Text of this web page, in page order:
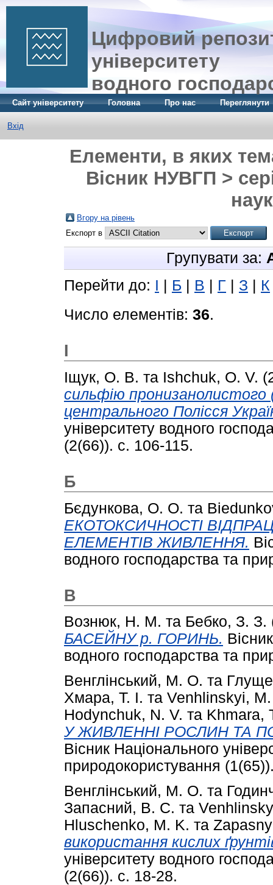
Цифровий
університету
водного
Сайт університету Головна Про нас Переглянути
Вхід
Елементи, в яких
Вісник НУВГП >
Вгору на рівень
Експорт в
Групувати за:
Перейти до: І Б В Г З К
Число елементів: 36.
І
Іщук, О. В. та Ishchuk, O. V.
сильфію пронизанолистого
центрального Полісся
університету водного
(2(66)). с. 106-115.
Б
Бєдункова, О. О. та
ЕКОТОКСИЧНОСТІ
ЕЛЕМЕНТІВ ЖИВЛЕННЯ.
водного господарства та
В
Вознюк, Н. М. та Бебко, З. З.
БАСЕЙНУ р. ГОРИНЬ.
водного господарства та
Венглінський, М. О. та
Хмара, Т. І. та Venhlinskyi,
Hodynchuk, N. V. та Khmara,
У ЖИВЛЕННІ РОСЛИН ТА
Вісник Національного
природокористування
Венглінський, М. О. та
Запасний, В. С. та
Hluschenko, M. K. та
використання кислих
університету водного
(2(66)). с. 18-28.